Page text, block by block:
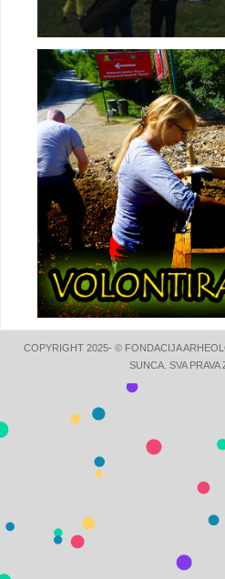
COPYRIGHT 2025- © FONDACIJA
SUNCA. SVA PRAVA